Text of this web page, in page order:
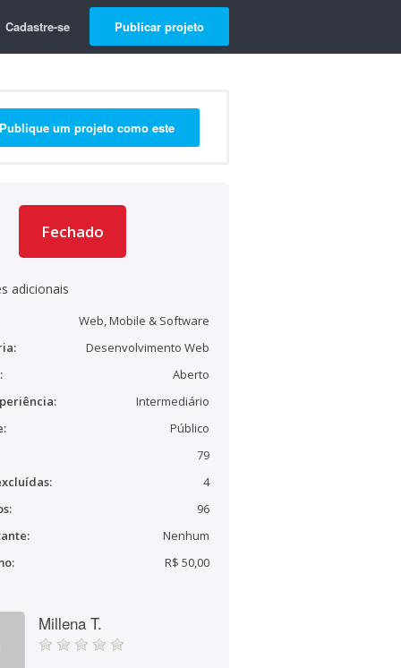
Cadastre-se Publicar projeto
Publique um projeto como este
Fechado
adicionais
Web, Mobile & Software
Desenvolvimento Web
Aberto
Intermediário
Público
79
4
96
Nenhum
R$ 50,00
Millena T.